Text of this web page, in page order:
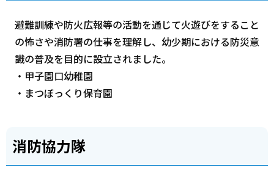
避難訓練や防火広報等の活動を通じて火遊びをすること
の怖さや消防署の仕事を理解し、幼少期における防災意
識の普及を目的に設立されました。
・甲子園口幼稚園
・まつぼっくり保育園
消防協力隊